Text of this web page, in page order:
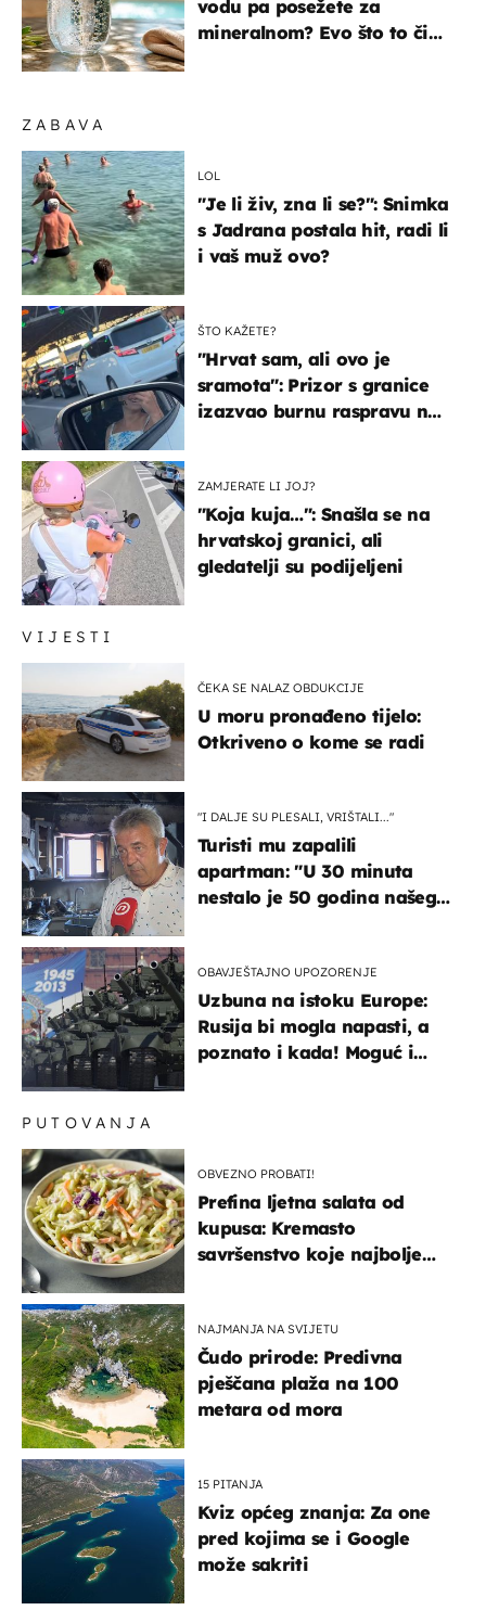
VIJESTI
ČEKA SE NALAZ OBDUKCIJE
U moru pronađeno tijelo:
Otkriveno o kome se radi
"I DALJE SU PLESALI, VRIŠTALI..."
Turisti mu zapalili
apartman: "U 30 minuta
nestalo je 50 godina našeg
OBAVJEŠTAJNO UPOZORENJE
Uzbuna na istoku Europe:
Rusija bi mogla napasti, a
poznato i kada! Moguć i
ZABAVA
LOL
"Je li živ, zna li se?": Snimka
s Jadrana postala hit, radi li
i vaš muž ovo?
ŠTO KAŽETE?
"Hrvat sam, ali ovo je
sramota": Prizor s granice
izazvao burnu raspravu na
ZAMJERATE LI JOJ?
"Koja kuja…": Snašla se na
hrvatskoj granici, ali
gledatelji su podijeljeni
PUTOVANJA
OBVEZNO PROBATI!
Prefina ljetna salata od
kupusa: Kremasto
savršenstvo koje najbolje
NAJMANJA NA SVIJETU
Čudo prirode: Predivna
pješčana plaža na 100
metara od mora
15 PITANJA
Kviz općeg znanja: Za one
pred kojima se i Google
može sakriti
vodu pa posežete za
mineralnom? Evo što to čini